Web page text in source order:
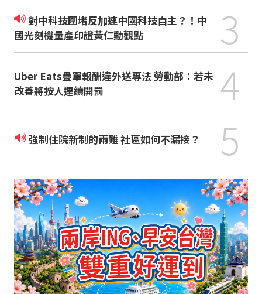
對中科技圍堵反加速中國科技自主？！中
國光刻機量產印證黃仁勳觀點
3
Uber Eats疊單報酬違外送專法 勞動部：若未
改善將按人連續開罰
4
強制住院新制的兩難 社區如何不漏接？ 5